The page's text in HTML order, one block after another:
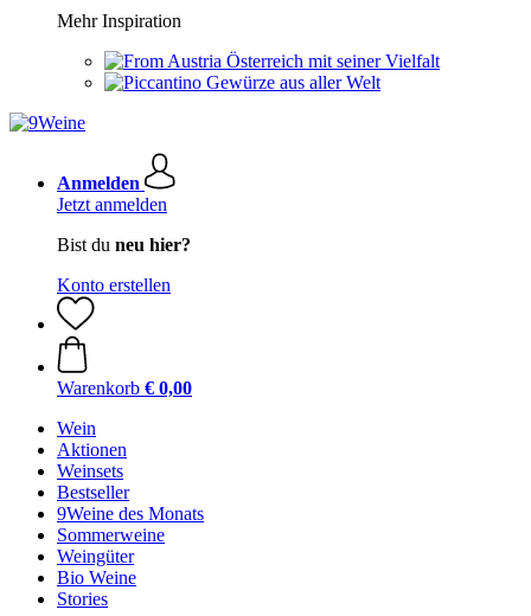
Mehr Inspiration
Österreich mit seiner Vielfalt
Gewürze aus aller Welt
Anmelden
Jetzt anmelden
Bist du neu hier?
Konto erstellen
Warenkorb € 0,00
Wein
Aktionen
Weinsets
Bestseller
9Weine des Monats
Sommerweine
Weingüter
Bio Weine
Stories